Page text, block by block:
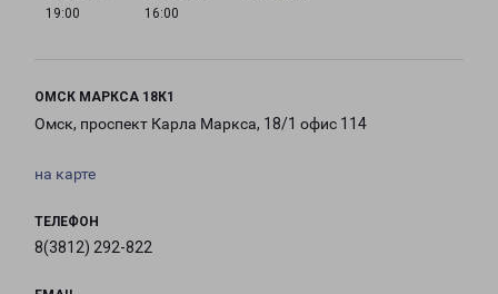
19:00
16:00
ОМСК МАРКСА 18К1
Омск, проспект Карла Маркса, 18/1 офис 114
на карте
ТЕЛЕФОН
8(3812) 292-822